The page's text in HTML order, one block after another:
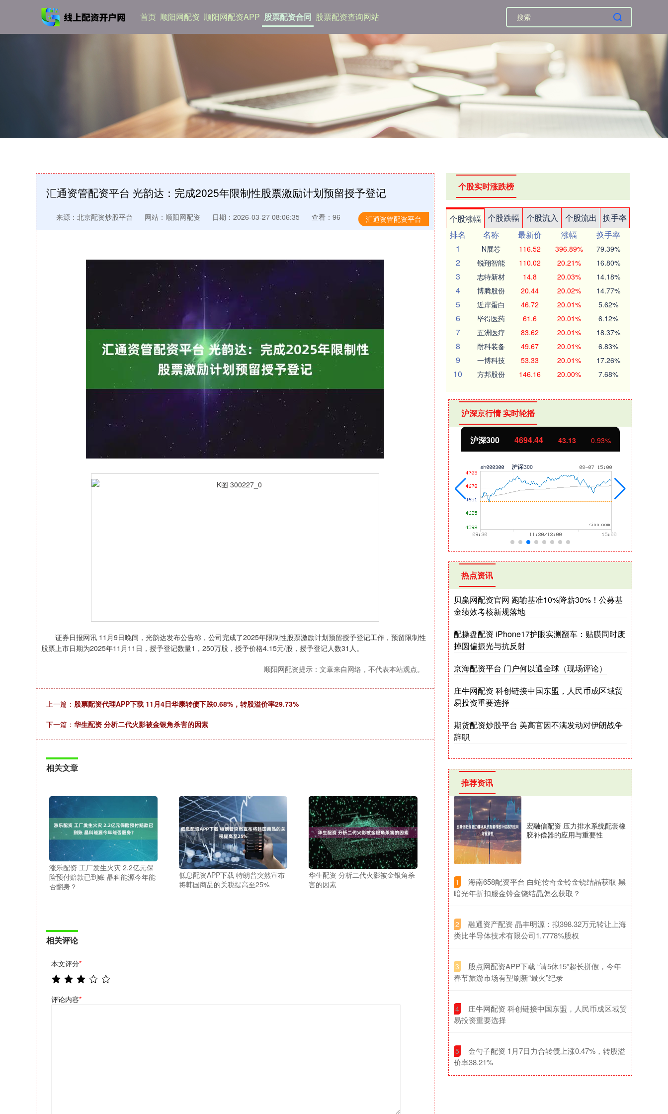
首页 顺阳网配资 顺阳网配资APP 股票配资合同 股票配资查询网站
汇通资管配资平台 光韵达：完成2025年限制性股票激励计划预留授予登记
汇通资管配资平台
来源：北京配资炒股平台 网站：顺阳网配资 日期：2026-03-27 08:06:35 查看：96
证券日报网讯 11月9日晚间，光韵达发布公告称，公司完成了2025年限制性股票激励计划预留授予登记工作，预留限制性
股票上市日期为2025年11月11日，授予登记数量1，250万股，授予价格4.15元/股，授予登记人数31人。
顺阳网配资提示：文章来自网络，不代表本站观点。
上一篇： 股票配资代理APP下载 11月4日华康转债下跌0.68%，转股溢价率29.73%
下一篇： 华生配资 分析二代火影被金银角杀害的因素
相关文章
涨乐配资 工厂发生火灾 2.2亿元保
险预付赔款已到账 晶科能源今年能
否翻身？
低息配资APP下载 特朗普突然宣布
将韩国商品的关税提高至25%
华生配资 分析二代火影被金银角杀
害的因素
相关评论
本文评分*
评论内容*
个股实时涨跌榜
个股涨幅 个股跌幅 个股流入 个股流出
换手率
排名
名称 最新价 涨幅
换手率
1
N展芯 116.52 396.89% 79.39%
2 锐翔智能 110.02 20.21% 16.80%
3 志特新材 14.8 20.03% 14.18%
4 博腾股份 20.44 20.02% 14.77%
5 近岸蛋白 46.72 20.01% 5.62%
6 毕得医药 61.6 20.01% 6.12%
7 五洲医疗 83.62 20.01% 18.37%
8 耐科装备 49.67 20.01% 6.83%
9 一博科技 53.33 20.01% 17.26%
10 方邦股份 146.16 20.00% 7.68%
沪深京行情 实时轮播
3940.04 39.68 1.02% 14311.01 沪深300 4694.44 43.13 0.93%
热点资讯
贝赢网配资官网 跑输基准10%降薪30%！公募基
金绩效考核新规落地
配操盘配资 iPhone17护眼实测翻车：贴膜同时废
掉圆偏振光与抗反射
京海配资平台 门户何以通全球（现场评论）
庄牛网配资 科创链接中国东盟，人民币成区域贸
易投资重要选择
期货配资炒股平台 美高官因不满发动对伊朗战争
辞职
推荐资讯
宏融信配资 压力排水系统配套橡
胶补偿器的应用与重要性
1
​海南658配资平台 白蛇传奇金铃金铙结晶获取 黑
暗光年折扣服金铃金铙结晶怎么获取？
2
​融通资产配资 晶丰明源：拟398.32万元转让上海
类比半导体技术有限公司1.7778%股权
3
​股点网配资APP下载 “请5休15”超长拼假，今年
春节旅游市场有望刷新“最火”纪录
4
​庄牛网配资 科创链接中国东盟，人民币成区域贸
易投资重要选择
5
​金勺子配资 1月7日力合转债上涨0.47%，转股溢
价率38.21%